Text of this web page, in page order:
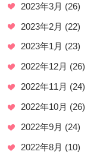
2023年3月 (26)
2023年2月 (22)
2023年1月 (23)
2022年12月 (26)
2022年11月 (24)
2022年10月 (26)
2022年9月 (24)
2022年8月 (10)